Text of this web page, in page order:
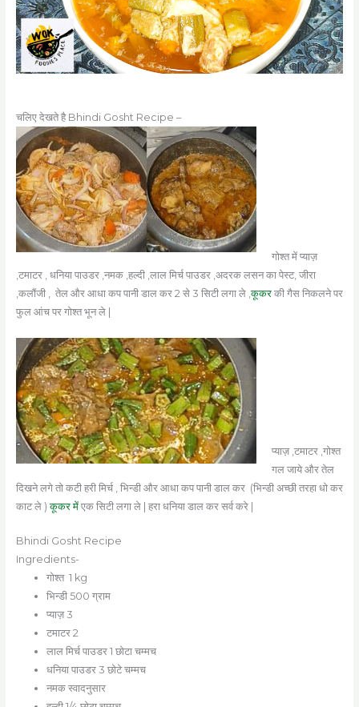
चलिए देखते है Bhindi Gosht Recipe –
गोश्त में प्याज़
,टमाटर , धनिया पाउडर ,नमक ,हल्दी ,लाल मिर्च पाउडर ,अदरक लसन का पेस्ट, जीरा
,कलौंजी , तेल और आधा कप पानी डाल कर 2 से 3 सिटी लगा ले ,कूकरकी गैस निकलने पर
फुल आंच पर गोश्त भून ले |
प्याज़ ,टमाटर ,गोश्त
गल जाये और तेल
दिखने लगे तो कटी हरी मिर्च , भिन्डी और आधा कप पानी डाल कर (भिन्डी अच्छी तरहा धो कर
काट ले )कूकर मेंएक सिटी लगा ले | हरा धनिया डाल कर सर्व करे |
Bhindi Gosht Recipe
Ingredients-
गोश्त 1 kg
भिन्डी 500 ग्राम
प्याज़ 3
टमाटर 2
लाल मिर्च पाउडर 1 छोटा चम्मच
धनिया पाउडर 3 छोटे चम्मच
नमक स्वादनुसार